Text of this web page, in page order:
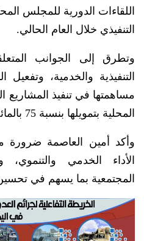
اللقاءات الدورية للمجلس
التنفيذي خلال العام الحالي.
وتطرق إلى الجوانب
التنفيذية والخدمية، وتفعيل
مساهمتها في تنفيذ المشاريع
المحلية بتمويلها بنسبة 75 بالمائة من تكلفة كل مشروع.
وأكد أمين العاصمة ضرورة
الأداء الخدمي والتنموي،
المجتمعية بما يسهم في